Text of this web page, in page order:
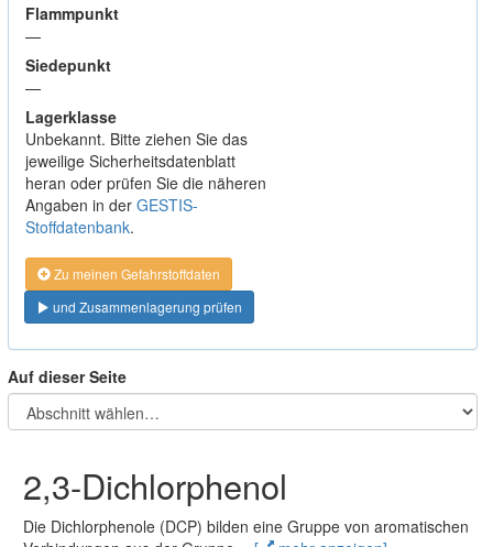
Flammpunkt
—
Siedepunkt
—
Lagerklasse
Unbekannt. Bitte ziehen Sie das
jeweilige Sicherheitsdatenblatt
heran oder prüfen Sie die näheren
Angaben in der GESTIS-
Stoffdatenbank.
Zu meinen Gefahrstoffdaten
und Zusammenlagerung prüfen
Auf dieser Seite
2,3-Dichlorphenol
Die Dichlorphenole (DCP) bilden eine Gruppe von aromatischen